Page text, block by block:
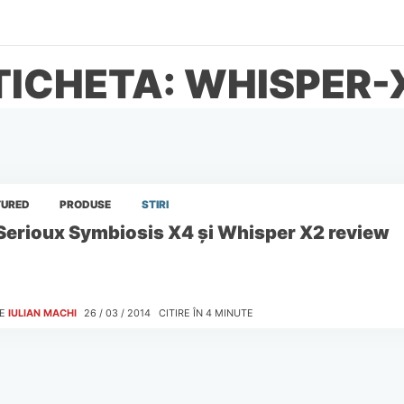
WHISPER-
PRODUSE STIRI
Symbiosis X4 și Whisper X2 review
IULIAN MACHI 26 / 03 / 2014 CITIRE ÎN 4 MINUTE